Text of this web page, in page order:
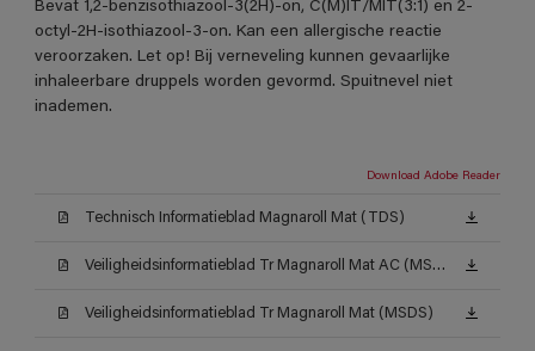
Bevat 1,2-benzisothiazool-3(2H)-on, C(M)IT/MIT(3:1) en 2-
octyl-2H-isothiazool-3-on. Kan een allergische reactie
veroorzaken. Let op! Bij verneveling kunnen gevaarlijke
inhaleerbare druppels worden gevormd. Spuitnevel niet
inademen.
Download Adobe Reader
Technisch Informatieblad Magnaroll Mat (TDS)
Veiligheidsinformatieblad Tr Magnaroll Mat AC (MSDS)
Veiligheidsinformatieblad Tr Magnaroll Mat (MSDS)